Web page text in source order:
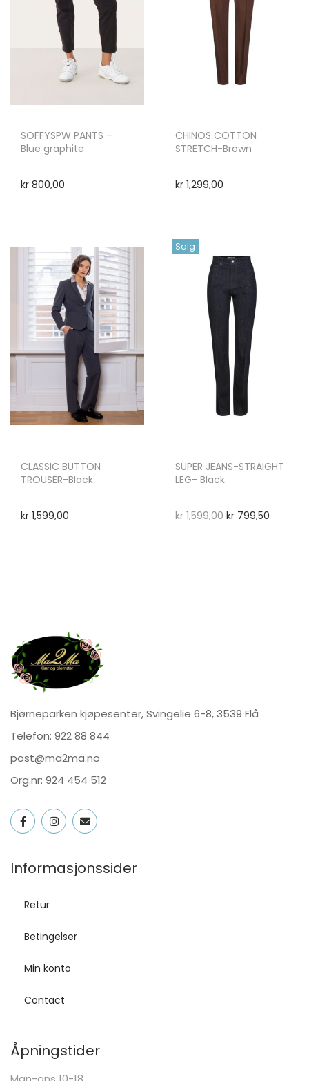
SOFFYSPW PANTS –
Blue graphite
kr 800,00
CHINOS COTTON
STRETCH-Brown
kr1,299,00
CLASSIC BUTTON
TROUSER-Black
kr 1,599,00
Salg
SUPER JEANS-STRAIGHT
LEG- Black
kr1,599,00 kr799,50
Bjørneparken kjøpesenter, Svingelie 6-8, 3539 Flå
Telefon: 922 88 844
post@ma2ma.no
Org.nr: 924 454 512
Informasjonssider
Retur
Betingelser
Min konto
Contact
Åpningstider